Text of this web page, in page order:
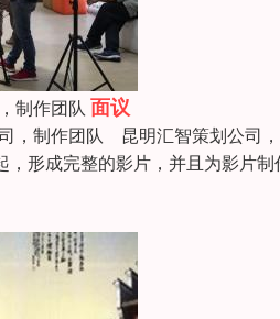
制作团队 面议
，制作团队 昆明汇智策划公司
形成完整的影片，并且为影片